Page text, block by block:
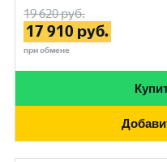
19 620руб.
17 910 руб.
при обмене